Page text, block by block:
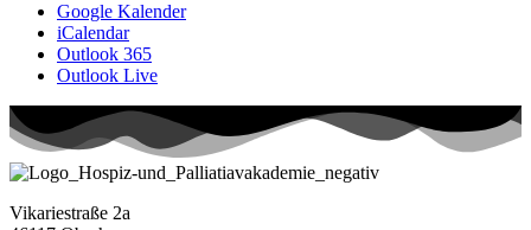
Google Kalender
iCalendar
Outlook 365
Outlook Live
Vikariestraße 2a